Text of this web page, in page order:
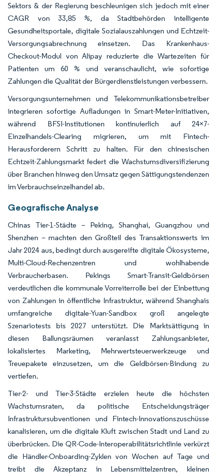
Sektors & der Regierung beschleunigen sich jedoch mit einer
CAGR von 33,85 %, da Stadtbehörden intelligente
Gesundheitsportale, digitale Sozialauszahlungen und Echtzeit-
Versorgungsabrechnung einsetzen. Das Krankenhaus-
Checkout-Modul von Alipay reduzierte die Wartezeiten für
Patienten um 60 % und veranschaulicht, wie sofortige
Zahlungen die Qualität der Bürgerdienstleistungen verbessern.
Versorgungsunternehmen und Telekommunikationsbetreiber
integrieren sofortige Aufladungen in Smart-Meter-Initiativen,
während BFSI-Institutionen kontinuierlich auf 24×7-
Einzelhandels-Clearing migrieren, um mit Fintech-
Herausforderern Schritt zu halten. Für den chinesischen
Echtzeit-Zahlungsmarkt federt die Wachstumsdiversifizierung
über Branchen hinweg den Umsatz gegen Sättigungstendenzen
im Verbrauchseinzelhandel ab.
Geografische Analyse
Chinas Tier-1-Städte – Peking, Shanghai, Guangzhou und
Shenzhen – machten den Großteil des Transaktionswerts im
Jahr 2024 aus, bedingt durch ausgereifte digitale Ökosysteme,
Multi-Cloud-Rechenzentren und wohlhabende
Verbraucherbasen. Pekings Smart-Transit-Geldbörsen
verdeutlichen die kommunale Vorreiterrolle bei der Einbettung
von Zahlungen in öffentliche Infrastruktur, während Shanghais
umfangreiche digitale-Yuan-Sandbox groß angelegte
Szenariotests bis 2027 unterstützt. Die Marktsättigung in
diesen Ballungsräumen veranlasst Zahlungsanbieter,
lokalisiertes Marketing, Mehrwertsteuerwerkzeuge und
Treuepakete einzusetzen, um die Geldbörsen-Bindung zu
vertiefen.
Tier-2- und Tier-3-Städte erzielen heute die höchsten
Wachstumsraten, da politische Entscheidungsträger
Infrastruktursubventionen und Fintech-Innovationszuschüsse
kanalisieren, um die digitale Kluft zwischen Stadt und Land zu
überbrücken. Die QR-Code-Interoperabilitätsrichtlinie verkürzt
die Händler-Onboarding-Zyklen von Wochen auf Tage und
treibt die Akzeptanz in Lebensmittelzentren, kleinen